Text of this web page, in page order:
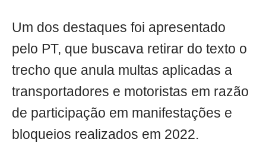
Um dos destaques foi apresentado
pelo PT, que buscava retirar do texto o
trecho que anula multas aplicadas a
transportadores e motoristas em razão
de participação em manifestações e
bloqueios realizados em 2022.